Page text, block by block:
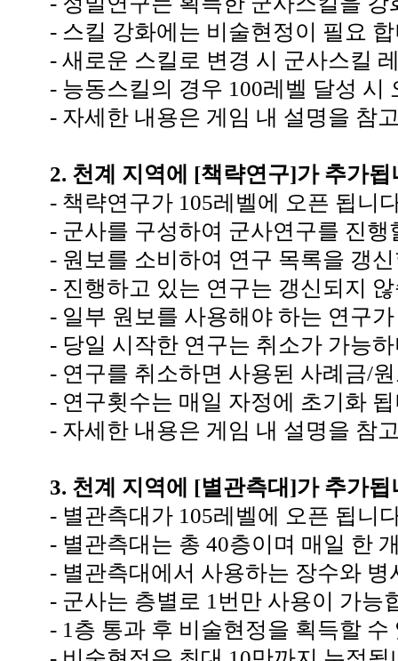
- 스킬 강화에는 비술현정이 필요
- 새로운 스킬로 변경 시 군사스킬
- 능동스킬의 경우 100레벨 달성 시
- 자세한 내용은 게임 내 설명을 참
2. 천계 지역에 [책략연구]가 추가됩
- 책략연구가 105레벨에 오픈 됩니
- 군사를 구성하여 군사연구를 진행
- 원보를 소비하여 연구 목록을 갱
- 진행하고 있는 연구는 갱신되지
- 일부 원보를 사용해야 하는 연구
- 당일 시작한 연구는 취소가 가능
- 연구를 취소하면 사용된 사례금/
- 연구횟수는 매일 자정에 초기화
- 자세한 내용은 게임 내 설명을 참
3. 천계 지역에 [별관측대 ]가 추가됩
- 별관측대가 105레벨에 오픈 됩니
- 별관측대는 총 40층이며 매일 한
- 별관측대에서 사용하는 장수와
- 군사는 층별로 1 번만 사용이 가능
- 1 층 통과 후 비술현정을 획득할 수